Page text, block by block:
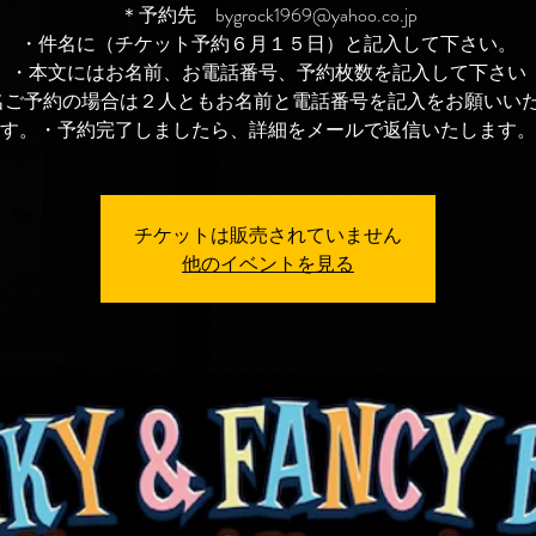
＊予約先 bygrock1969@yahoo.co.jp
・件名に（チケット予約６月１５日）と記入して下さい。
・本文にはお名前、お電話番号、予約枚数を記入して下さい
ご予約の場合は２人ともお名前と電話番号を記入をお願いい
チケットは販売されていません
他のイベントを見る